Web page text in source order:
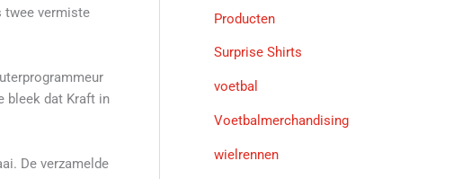
twee vermiste
bleek dat Kraft in
De verzamelde
Producten
Surprise Shirts
voetbal
Voetbalmerchandising
wielrennen